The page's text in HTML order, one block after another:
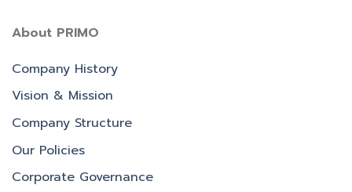
About PRIMO
Company History
Vision & Mission
Company Structure
Our Policies
Corporate Governance